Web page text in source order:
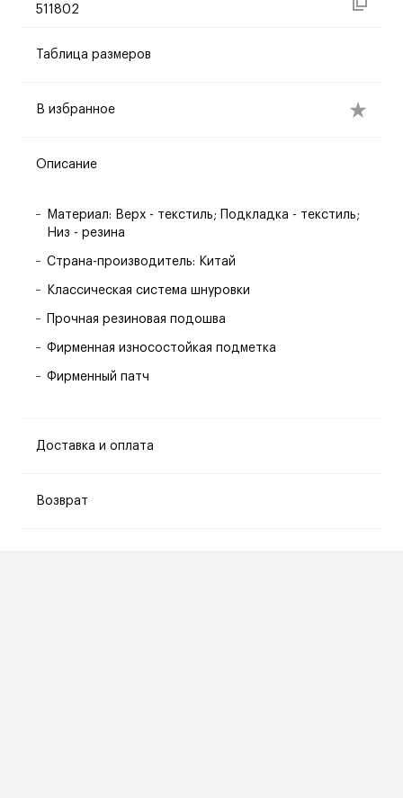
511802
Таблица размеров
В избранное
Описание
Материал: Верх - текстиль; Подкладка - текстиль;
Низ - резина
Страна-производитель: Китай
Классическая система шнуровки
Прочная резиновая подошва
Фирменная износостойкая подметка
Фирменный патч
Доставка и оплата
Возврат